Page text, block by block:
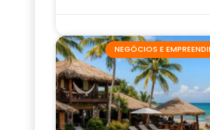
NEGÓCIOS E